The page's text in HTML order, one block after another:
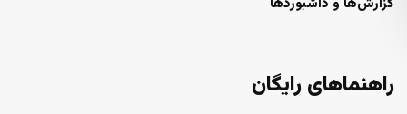
گزارش‌ها و داشبوردها
راهنماهای رایگان